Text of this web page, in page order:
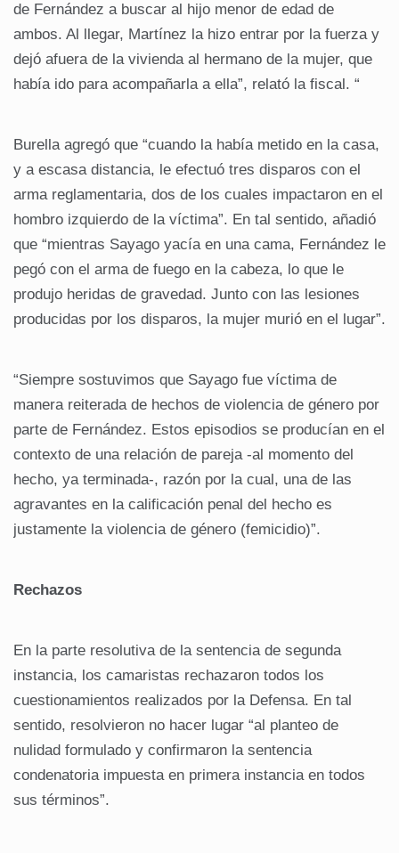
de Fernández a buscar al hijo menor de edad de
ambos. Al llegar, Martínez la hizo entrar por la fuerza y
dejó afuera de la vivienda al hermano de la mujer, que
había ido para acompañarla a ella”, relató la fiscal. “
Burella agregó que “cuando la había metido en la casa,
y a escasa distancia, le efectuó tres disparos con el
arma reglamentaria, dos de los cuales impactaron en el
hombro izquierdo de la víctima”. En tal sentido, añadió
que “mientras Sayago yacía en una cama, Fernández le
pegó con el arma de fuego en la cabeza, lo que le
produjo heridas de gravedad. Junto con las lesiones
producidas por los disparos, la mujer murió en el lugar”.
“Siempre sostuvimos que Sayago fue víctima de
manera reiterada de hechos de violencia de género por
parte de Fernández. Estos episodios se producían en el
contexto de una relación de pareja -al momento del
hecho, ya terminada-, razón por la cual, una de las
agravantes en la calificación penal del hecho es
justamente la violencia de género (femicidio)”.
Rechazos
En la parte resolutiva de la sentencia de segunda
instancia, los camaristas rechazaron todos los
cuestionamientos realizados por la Defensa. En tal
sentido, resolvieron no hacer lugar “al planteo de
nulidad formulado y confirmaron la sentencia
condenatoria impuesta en primera instancia en todos
sus términos”.